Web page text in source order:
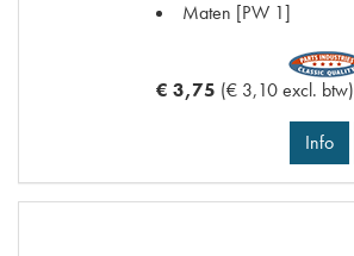
Maten [PW 1]
€ 3,75 (€ 3,10 excl. btw)
Info